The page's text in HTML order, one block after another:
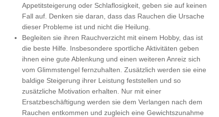
Appetitsteigerung oder Schlaflosigkeit, geben sie auf keinen
Fall auf. Denken sie daran, dass das Rauchen die Ursache
dieser Probleme ist und nicht die Heilung.
Begleiten sie ihren Rauchverzicht mit einem Hobby, das ist
die beste Hilfe. Insbesondere sportliche Aktivitäten geben
ihnen eine gute Ablenkung und einen weiteren Anreiz sich
vom Glimmstengel fernzuhalten. Zusätzlich werden sie eine
baldige Steigerung ihrer Leistung feststellen und so
zusätzliche Motivation erhalten. Nur mit einer
Ersatzbeschäftigung werden sie dem Verlangen nach dem
Rauchen entkommen und zugleich eine Gewichtszunahme